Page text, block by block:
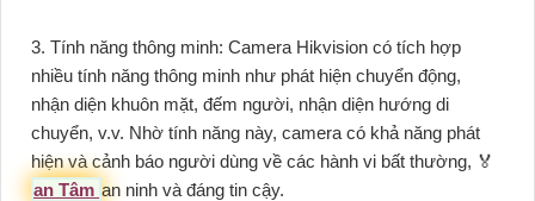
3. Tính năng thông minh: Camera Hikvision có tích hợp
nhiều tính năng thông minh như phát hiện chuyển động,
nhận diện khuôn mặt, đếm người, nhận diện hướng di
chuyển, v.v. Nhờ tính năng này, camera có khả năng phát
hiện và cảnh báo người dùng về các hành vi bất thường, ️🏅️
an Tâm an ninh và đáng tin cậy.